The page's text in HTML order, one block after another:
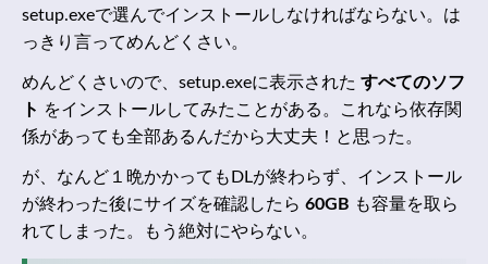
setup.exeで選んでインストールしなければならない。は
っきり言ってめんどくさい。
めんどくさいので、setup.exeに表示された すべてのソフ
ト をインストールしてみたことがある。これなら依存関
係があっても全部あるんだから大丈夫！と思った。
が、なんど１晩かかってもDLが終わらず、インストール
が終わった後にサイズを確認したら 60GB も容量を取ら
れてしまった。もう絶対にやらない。